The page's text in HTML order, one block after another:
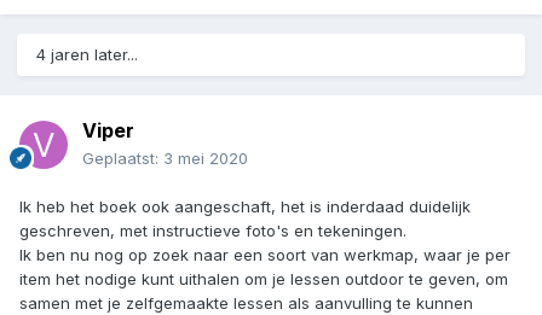
4 jaren later...
Viper
Geplaatst: 3 mei 2020
Ik heb het boek ook aangeschaft, het is inderdaad duidelijk
geschreven, met instructieve foto's en tekeningen.
Ik ben nu nog op zoek naar een soort van werkmap, waar je per
item het nodige kunt uithalen om je lessen outdoor te geven, om
samen met je zelfgemaakte lessen als aanvulling te kunnen